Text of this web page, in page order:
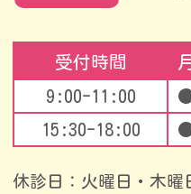
休診日：火曜日・木曜
受付時間 月
9:00-11:00
15:30-18:00